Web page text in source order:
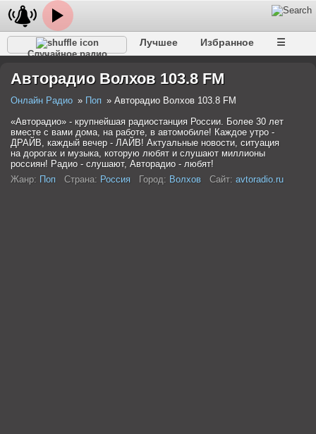
Случайное радио
Лучшее Избранное ☰
Авторадио Волхов 103.8 FM
Онлайн Радио Поп
Авторадио Волхов 103.8 FM
«Авторадио» - крупнейшая радиостанция России. Более 30 лет
вместе с вами дома, на работе, в автомобиле! Каждое утро -
ДРАЙВ, каждый вечер - ЛАЙВ! Актуальные новости, ситуация
на дорогах и музыка, которую любят и слушают миллионы
россиян! Радио - слушают, Авторадио - любят!
Жанр: Поп Страна: Россия Город: Волхов Сайт: avtoradio.ru